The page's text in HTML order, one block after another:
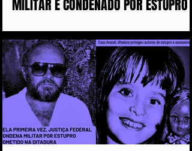
MILITAR É CONDENADO POR ESTUPRO